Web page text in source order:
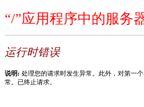
“/”应用程序中的服务
运行时错误
说明: 处理您的请求时发生异常。此外，对第一
常。已终止请求。